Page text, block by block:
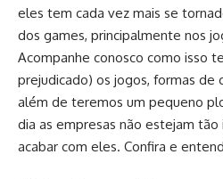
eles tem cada vez mais se
dos games, principalmente nos
Acompanhe conosco como isso
prejudicado) os jogos, formas de
além de teremos um pequeno
dia as empresas não estejam tão
acabar com eles. Confira e